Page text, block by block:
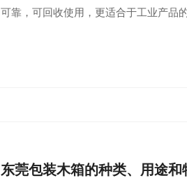
可靠，可回收使用，更适合于工业产品
东莞包装木箱的种类、用途和